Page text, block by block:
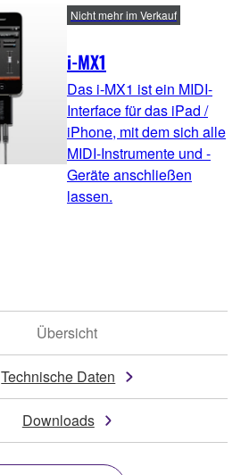
i-MX1
Nicht mehr im Verkauf
Das i-MX1 ist ein MIDI-
Interface für das iPad /
iPhone, mit dem sich alle
MIDI-Instrumente und -
Geräte anschließen
lassen.
Übersicht
Technische Daten
Downloads